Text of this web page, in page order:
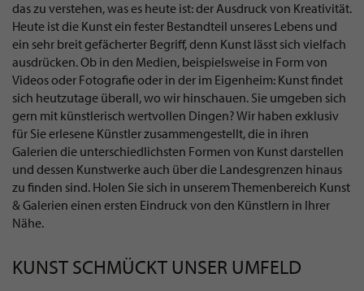
das zu verstehen, was es heute ist: der Ausdruck von Kreativität.
Heute ist die Kunst ein fester Bestandteil unseres Lebens und
ein sehr breit gefächerter Begriff, denn Kunst lässt sich vielfach
ausdrücken. Ob in den Medien, beispielsweise in Form von
Videos oder Fotografie oder in der im Eigenheim: Kunst findet
sich heutzutage überall, wo wir hinschauen. Sie umgeben sich
gern mit künstlerisch wertvollen Dingen? Wir haben exklusiv
für Sie erlesene Künstler zusammengestellt, die in ihren
Galerien die unterschiedlichsten Formen von Kunst darstellen
und dessen Kunstwerke auch über die Landesgrenzen hinaus
zu finden sind. Holen Sie sich in unserem Themenbereich Kunst
& Galerien einen ersten Eindruck von den Künstlern in Ihrer
Nähe.
KUNST SCHMÜCKT UNSER UMFELD